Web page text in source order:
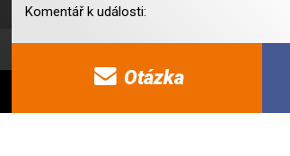
Komentář k události:
Otázka